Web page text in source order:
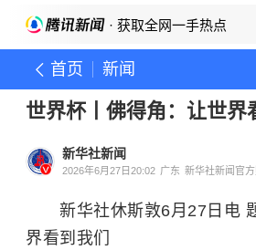
· 获取全网一手热点
首页 新闻
世界杯丨佛得角：让世界
新华社新闻
2026年6月27日20:02 广东 新华社新闻官
新华社休斯敦6月27日电
界看到我们